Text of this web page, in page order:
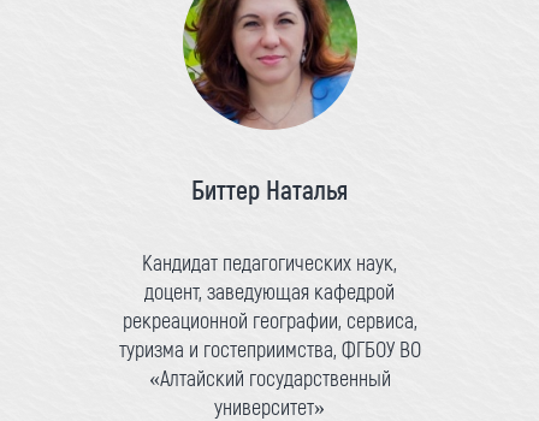
Биттер Наталья
Кандидат педагогических наук,
доцент, заведующая кафедрой
рекреационной географии, сервиса,
туризма и гостеприимства, ФГБОУ ВО
«Алтайский государственный
университет»